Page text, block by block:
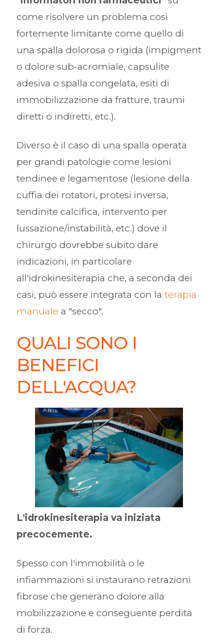
come risolvere un problema così
fortemente limitante come quello di
una spalla dolorosa o rigida (impigment
o dolore sub-acromiale, capsulite
adesiva o spalla congelata, esiti di
immobilizzazione da fratture, traumi
diretti o indiretti, etc.).
Diverso è il caso di una spalla operata
per grandi patologie come lesioni
tendinee e legamentose (lesione della
cuffia dei rotatori, protesi inversa,
tendinite calcifica, intervento per
lussazione/instabilità, etc.) dove il
chirurgo dovrebbe subito dare
indicazioni, in particolare
all'idrokinesiterapia che, a seconda dei
casi, può essere integrata con la terapia
manuale a "secco".
QUALI SONO I
BENEFICI
DELL'ACQUA?
L'idrokinesiterapia va iniziata
precocemente.
Spesso con l'immobilità o le
infiammazioni si instaurano retrazioni
fibrose che generano dolore alla
mobilizzazione e conseguente perdita
di forza.